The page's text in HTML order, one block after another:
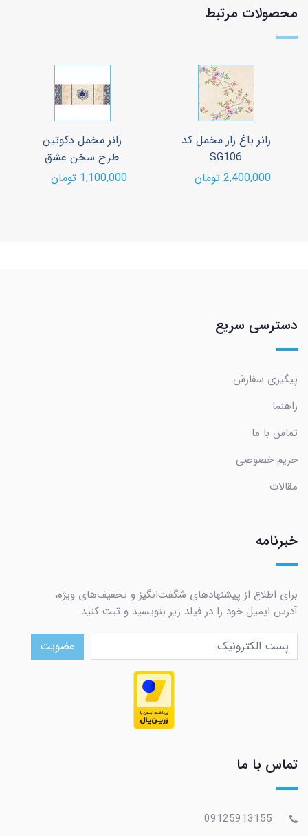
محصولات مرتبط
رانر باغ راز مخمل کد
SG106
2,400,000 تومان
رانر مخمل دکوتین
طرح سخن عشق
1,100,000 تومان
دسترسی سریع
پیگیری سفارش
راهنما
تماس با ما
حریم خصوصی
مقالات
خبرنامه
برای اطلاع از پیشنهادهای شگفت‌انگیز و تخفیف‌های ویژه،
آدرس ایمیل خود را در فیلد زیر بنویسید و ثبت کنید.
عضویت
تماس با ما